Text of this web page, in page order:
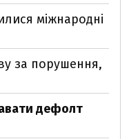
міжнародні
за порушення,
дефолт